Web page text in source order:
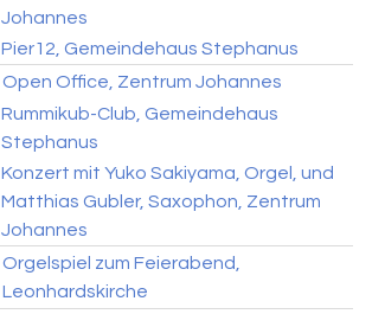
Johannes
Pier12, Gemeindehaus Stephanus
Open Office, Zentrum Johannes
Rummikub-Club, Gemeindehaus
Stephanus
Konzert mit Yuko Sakiyama, Orgel, und
Matthias Gubler, Saxophon, Zentrum
Johannes
Orgelspiel zum Feierabend,
Leonhardskirche